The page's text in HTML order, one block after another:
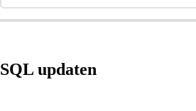
SQL updaten